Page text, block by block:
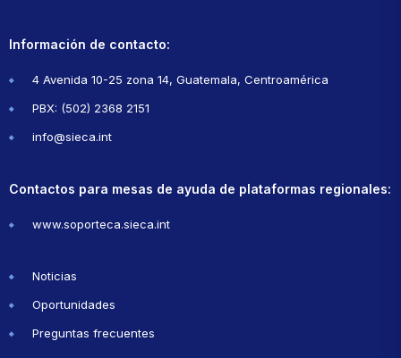
Información de contacto:
4 Avenida 10-25 zona 14, Guatemala, Centroamérica
PBX: (502) 2368 2151
info@sieca.int
Contactos para mesas de ayuda de plataformas regionales:
www.soporteca.sieca.int
Noticias
Oportunidades
Preguntas frecuentes